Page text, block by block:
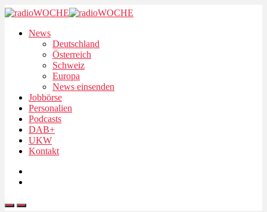
News
Deutschland
Österreich
Schweiz
Europa
News einsenden
Jobbörse
Personalien
Podcasts
DAB+
UKW
Kontakt